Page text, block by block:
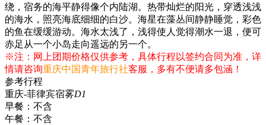
绕，宿务的海平静得像个内陆湖。热带灿烂的阳光，穿透浅浅
的海水，照亮海底细细的白沙。海星在藻丛间静静睡觉，彩色
的鱼在缓缓游动。海水太浅了，浅得使人觉得潮水一退，便可
赤足从一个小岛走向遥远的另一个。
※注：网上团期价格仅供参考，具体行程以签约合同为准，详
情请咨询重庆中国青年旅行社客服，多有不便请多包涵！
参考行程
重庆-菲律宾宿雾D1
早餐： 不含
午餐： 不含